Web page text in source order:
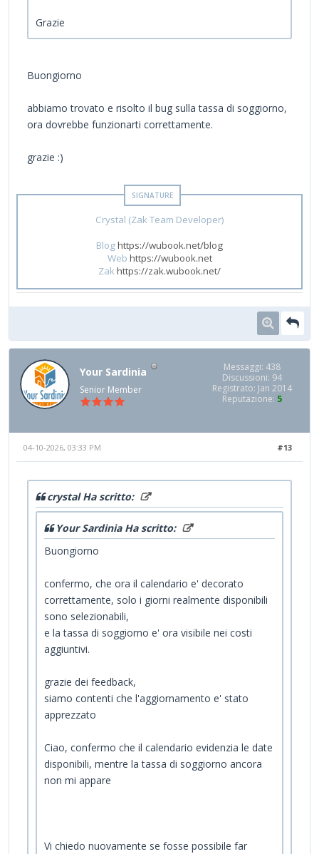
Grazie
Buongiorno
abbiamo trovato e risolto il bug sulla tassa di soggiorno,
ora dovrebbe funzionarti correttamente.
grazie :)
Crystal (Zak Team Developer)
Bloghttps://wubook.net/blog
Web https://wubook.net
Zakhttps://zak.wubook.net/
Your Sardinia
Senior Member
Messaggi: 438
Discussioni: 94
Registrato: Jan 2014
Reputazione: 5
#13
04-10-2026, 03:33 PM
crystal Ha scritto:
Your Sardinia Ha scritto:
Buongiorno
confermo, che ora il calendario e' decorato
correttamente, solo i giorni realmente disponibili
sono selezionabili,
e la tassa di soggiorno e' ora visibile nei costi
aggiuntivi.
grazie dei feedback,
siamo contenti che l'aggiornamento e' stato
apprezzato
Ciao, confermo che il calendario evidenzia le date
disponibili, mentre la tassa di soggiorno ancora
non mi appare
Vi chiedo nuovamente se fosse possibile far